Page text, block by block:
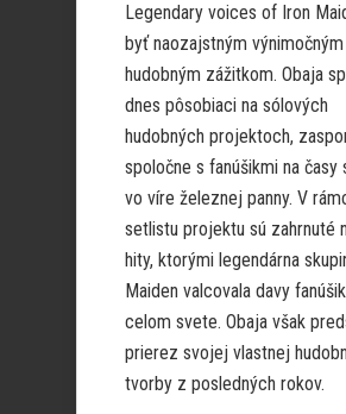
Legendary voices of Iron
byť naozajstným výnimočným
hudobným zážitkom. Obaja
dnes pôsobiaci na sólových
hudobných projektoch,
spoločne s fanúšikmi na časy
vo víre železnej panny. V
setlistu projektu sú zahrnuté
hity, ktorými legendárna
Maiden valcovala davy
celom svete. Obaja však
prierez svojej vlastnej
tvorby z posledných rokov.